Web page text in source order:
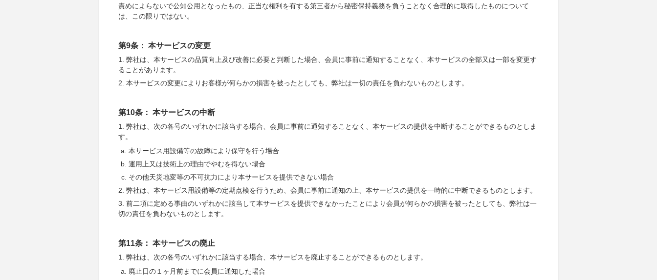
責めによらないで公知公用となったもの、正当な権利を有する第三者から秘密保持義務を負うことなく合理的に取得したものについて
は、この限りではない。
第9条： 本サービスの変更
1. 弊社は、本サービスの品質向上及び改善に必要と判断した場合、会員に事前に通知することなく、本サービスの全部又は一部を変更す
ることがあります。
2. 本サービスの変更によりお客様が何らかの損害を被ったとしても、弊社は一切の責任を負わないものとします。
第10条： 本サービスの中断
1. 弊社は、次の各号のいずれかに該当する場合、会員に事前に通知することなく、本サービスの提供を中断することができるものとしま
す。
本サービス用設備等の故障により保守を行う場合
運用上又は技術上の理由でやむを得ない場合
その他天災地変等の不可抗力により本サービスを提供できない場合
2. 弊社は、本サービス用設備等の定期点検を行うため、会員に事前に通知の上、本サービスの提供を一時的に中断できるものとします。
3. 前二項に定める事由のいずれかに該当して本サービスを提供できなかったことにより会員が何らかの損害を被ったとしても、弊社は一
切の責任を負わないものとします。
第11条： 本サービスの廃止
1. 弊社は、次の各号のいずれかに該当する場合、本サービスを廃止することができるものとします。
廃止日の１ヶ月前までに会員に通知した場合